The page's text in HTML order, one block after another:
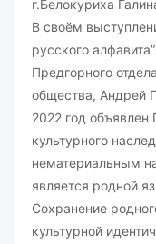
г.Белокуриха
В своём
русского
Предгорного
общества, Андрей
2022 год объявлен
культурного
нематериальным
является родной
Сохранение
культурной